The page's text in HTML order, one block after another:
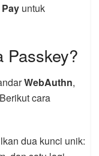
untuk
Passkey?
WebAuthn,
cara
dua kunci unik: